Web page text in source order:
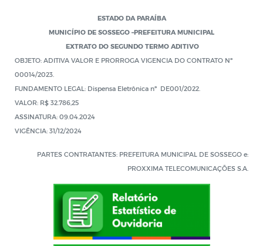
ESTADO DA PARAÍBA
MUNICÍPIO DE SOSSEGO –PREFEITURA MUNICIPAL
EXTRATO DO SEGUNDO TERMO ADITIVO
OBJETO: ADITIVA VALOR E PRORROGA VIGENCIA DO CONTRATO Nº
00014/2023.
FUNDAMENTO LEGAL: Dispensa Eletrônica nº DE001/2022.
VALOR: R$ 32.786,25
ASSINATURA: 09.04.2024
VIGÊNCIA: 31/12/2024
PARTES CONTRATANTES: PREFEITURA MUNICIPAL DE SOSSEGO e:
PROXXIMA TELECOMUNICAÇÕES S.A.